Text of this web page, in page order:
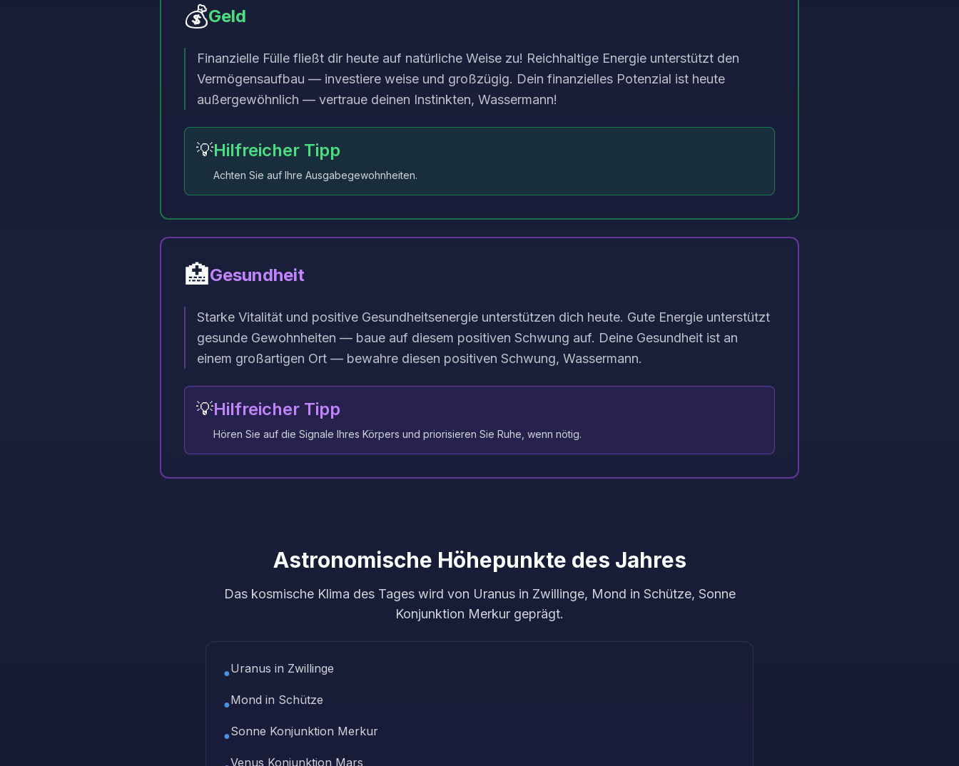
💰Geld
Finanzielle Fülle fließt dir heute auf natürliche Weise zu! Reichhaltige Energie unterstützt den
Vermögensaufbau — investiere weise und großzügig. Dein finanzielles Potenzial ist heute
außergewöhnlich — vertraue deinen Instinkten, Wassermann!
💡Hilfreicher Tipp
Achten Sie auf Ihre Ausgabegewohnheiten.
🏥Gesundheit
Starke Vitalität und positive Gesundheitsenergie unterstützen dich heute. Gute Energie unterstützt
gesunde Gewohnheiten — baue auf diesem positiven Schwung auf. Deine Gesundheit ist an
einem großartigen Ort — bewahre diesen positiven Schwung, Wassermann.
💡Hilfreicher Tipp
Hören Sie auf die Signale Ihres Körpers und priorisieren Sie Ruhe, wenn nötig.
Astronomische Höhepunkte des Jahres
Das kosmische Klima des Tages wird von Uranus in Zwillinge, Mond in Schütze, Sonne
Konjunktion Merkur geprägt.
●Uranus in Zwillinge
●Mond in Schütze
●Sonne Konjunktion Merkur
Venus Konjunktion Mars